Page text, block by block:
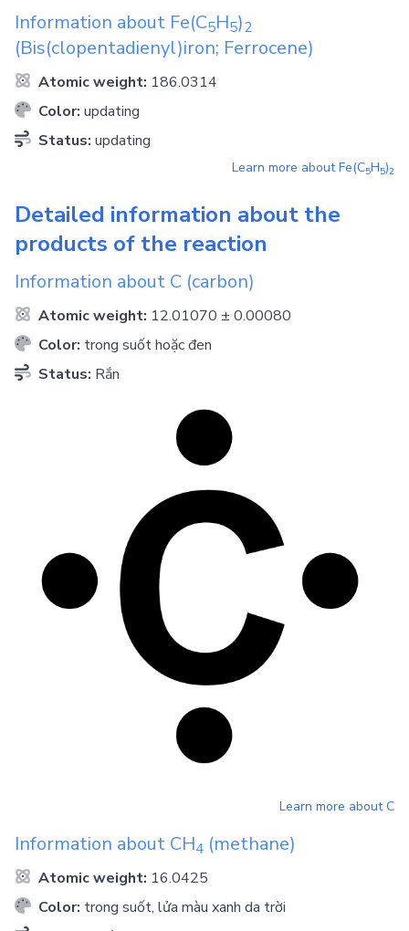
Information about Fe(C5H5)2
(Bis(clopentadienyl)iron; Ferrocene)
Atomic weight: 186.0314
Color: updating
Status: updating
Learn more aboutFe(C5H5)2
Detailed information about the
products of the reaction
Information about C (carbon)
Atomic weight: 12.01070 ± 0.00080
Color: trong suốt hoặc đen
Status: Rắn
Learn more aboutC
Information about CH4 (methane)
Atomic weight: 16.0425
Color: trong suốt, lửa màu xanh da trời